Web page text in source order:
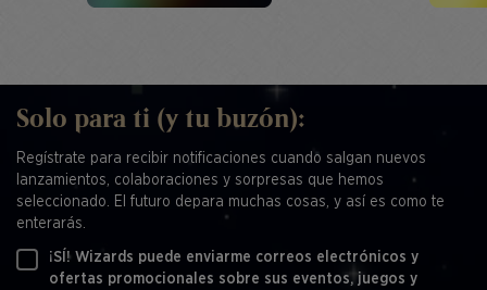
Solo para ti (y tu buzón):
Regístrate para recibir notificaciones cuando salgan nuevos
lanzamientos, colaboraciones y sorpresas que hemos
seleccionado. El futuro depara muchas cosas, y así es como te
enterarás.
¡SÍ! Wizards puede enviarme correos electrónicos y
ofertas promocionales sobre sus eventos, juegos y